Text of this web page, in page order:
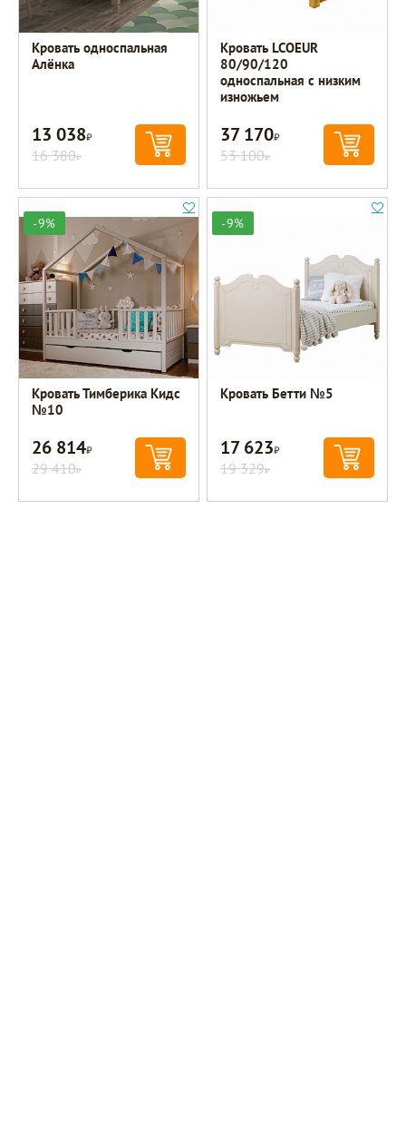
Кровать односпальная
Алёнка
13 038Р
16 380Р
Кровать LCOEUR
80/90/120
односпальная с низким
изножьем
37 170Р
53 100Р
-9%
Кровать Тимберика Кидс
№10
26 814Р
29 410Р
-9%
Кровать Бетти №5
17 623Р
19 329Р